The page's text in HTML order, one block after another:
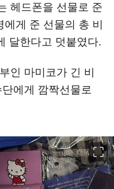
헤드폰을 선물로 준
게 준 선물의 총 비
달한다고 덧붙였다.
인 마미코가 긴 비
에게 깜짝선물로